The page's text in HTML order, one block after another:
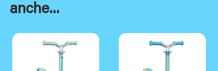
anche...